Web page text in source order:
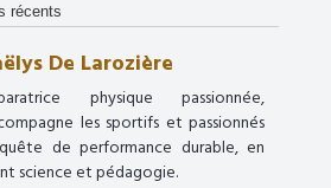
récents
De Larozière
physique passionnée,
les sportifs et passionnés
de performance durable, en
science et pédagogie.